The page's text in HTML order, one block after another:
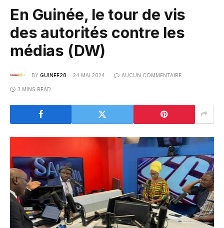
En Guinée, le tour de vis
des autorités contre les
médias (DW)
BY GUINEE28 24 MAI 2024 AUCUN COMMENTAIRE
3 MINS READ